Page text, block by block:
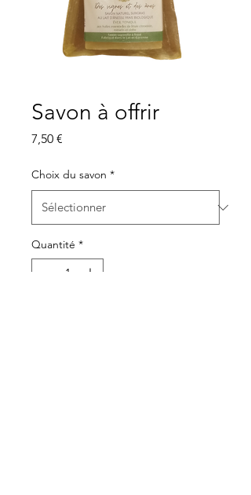
Savon à offrir
7,50 €
Choix du savon *
Quantité *